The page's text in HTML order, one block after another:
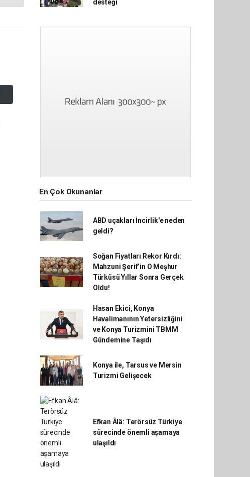
desteği
En Çok Okunanlar
ABD uçakları İncirlik'e neden
geldi?
Soğan Fiyatları Rekor Kırdı:
Mahzuni Şerif’in O Meşhur
Türküsü Yıllar Sonra Gerçek
Oldu!
Hasan Ekici, Konya
Havalimanının Yetersizliğini
ve Konya Turizmini TBMM
Gündemine Taşıdı
Konya ile, Tarsus ve Mersin
Turizmi Gelişecek
Efkan Âlâ: Terörsüz Türkiye
sürecinde önemli aşamaya
ulaşıldı